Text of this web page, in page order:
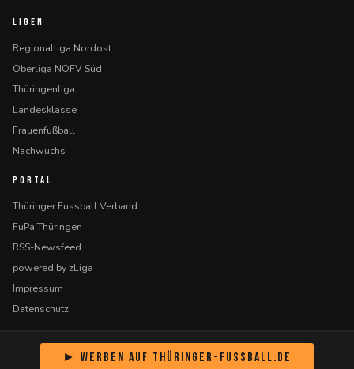
LIGEN
Regionalliga Nordost
Oberliga NOFV Süd
Thüringenliga
Landesklasse
Frauenfußball
Nachwuchs
PORTAL
Thüringer Fussball Verband
FuPa Thüringen
RSS-Newsfeed
powered by zLiga
Impressum
Datenschutz
► Werben auf Thüringer-Fussball.de